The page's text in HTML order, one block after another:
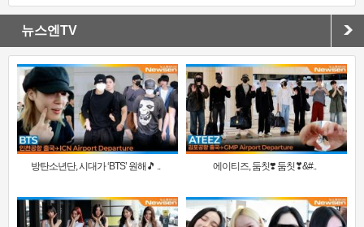
뉴스엔TV
방탄소년단, 시대가 ‘BTS’ 원해🎵 .. 에이티즈, 둠칫❣️ 둠칫❣&#..